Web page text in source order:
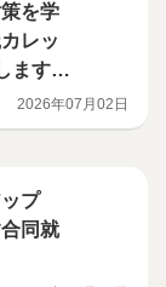
を学
レッ
ます。
2026年07月02日
ップ
同就